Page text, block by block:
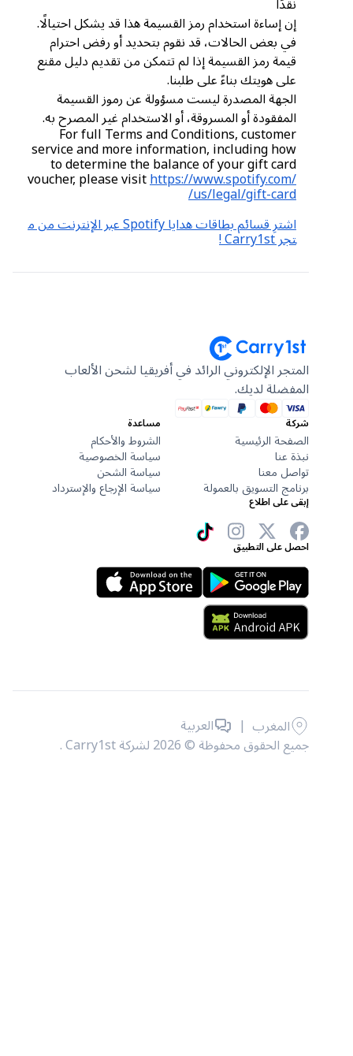
إن إساءة استخدام رمز القسيمة هذا قد يشكل احتيالًا.
في بعض الحالات، قد نقوم بتحديد أو رفض احترام
قيمة رمز القسيمة إذا لم تتمكن من تقديم دليل مقنع
على هويتك بناءً على طلبنا.
الجهة المصدرة ليست مسؤولة عن رموز القسيمة
المفقودة أو المسروقة، أو الاستخدام غير المصرح به.
For full Terms and Conditions, customer
service and more information, including how
to determine the balance of your gift card
voucher, please visithttps://www.spotify.com/
us/legal/gift-card/
اشترِ قسائم بطاقات هدايا Spotify عبر الإنترنت من م
المتجر الإلكتروني الرائد في أفريقيا لشحن الألعاب
المفضلة لديك.
الصفحة الرئيسية
نبذة عنا
تواصل معنا
برنامج التسويق بالعمولة
مساعدة
الشروط والأحكام
سياسة الخصوصية
سياسة الشحن
سياسة الإرجاع والإسترداد
إبقى على اطلاع
احصل على التطبيق
جميع الحقوق محفوظة © 2026 لشركة Carry1st .
المغرب | العربية